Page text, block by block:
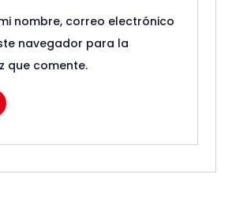
nombre, correo electrónico
navegador para la
que comente.